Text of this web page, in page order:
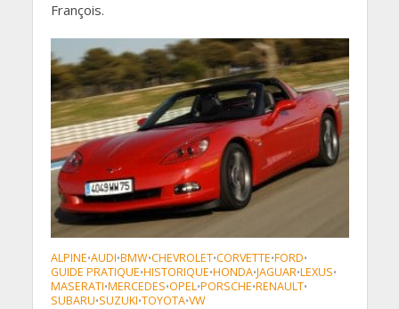
François.
ALPINE•AUDI•BMW•CHEVROLET•CORVETTE•FORD•
GUIDE PRATIQUE•HISTORIQUE•HONDA•JAGUAR•LEXUS•
MASERATI•MERCEDES•OPEL•PORSCHE•RENAULT•
SUBARU•SUZUKI•TOYOTA•VW